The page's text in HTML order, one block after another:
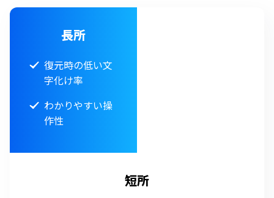
長所
復元時の低い文
字化け率
わかりやすい操
作性
短所